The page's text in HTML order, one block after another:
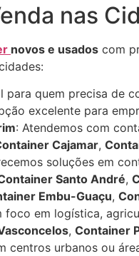
nas
novos e usados com
para quem precisa de
excelente para
: Atendemos com
Cajamar,
soluções em
Santo André,
Embu-Guaçu,
foco em logística,
, Container
centros urbanos ou